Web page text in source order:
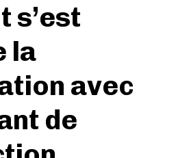
s’est
la
avec
de